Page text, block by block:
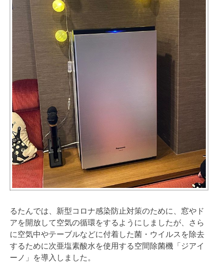
るたんでは、新型コロナ感染防止対策のために、窓やド
アを開放して空気の循環をするようにしましたが、さら
に空気中やテーブルなどに付着した菌・ウイルスを除去
するために次亜塩素酸水を使用する空間除菌機「ジアイ
ーノ」を導入しました。